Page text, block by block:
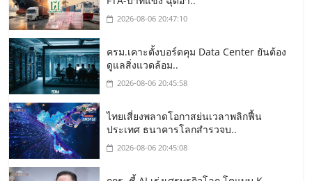
2026-08-06 20:47:10
ครม.เคาะตั้งบอร์ดคุม Data Center ยันต้อง
ดูแลสิ่งแวดล้อม..
2026-08-06 20:45:58
ไทยเสี่ยงพลาดโอกาสย่นเวลาพลิกฟื้น
ประเทศ ธนาคารโลกสำรวจบ..
2026-08-06 20:45:08